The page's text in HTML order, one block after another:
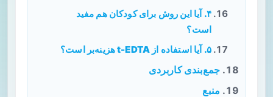
۴. آیا این روش برای کودکان هم مفید
است؟
۵. آیا استفاده از t-EDTA هزینه‌بر است؟
جمع‌بندی کاربردی
منبع